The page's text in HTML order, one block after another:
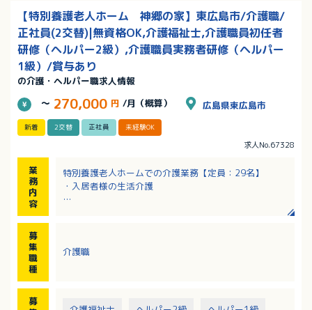
【特別養護老人ホーム 神郷の家】東広島市/介護職/
正社員(2交替)|無資格OK,介護福祉士,介護職員初任者
研修（ヘルパー2級）,介護職員実務者研修（ヘルパー
1級）/賞与あり
の介護・ヘルパー職求人情報
～ 270,000 円 /月（概算） 広島県東広島市
新着 2交替 正社員 未経験OK
求人No.67328
業
務
内
容
特別養護老人ホームでの介護業務【定員：29名】
・入居者様の生活介護
募
集
職
種
介護職
募